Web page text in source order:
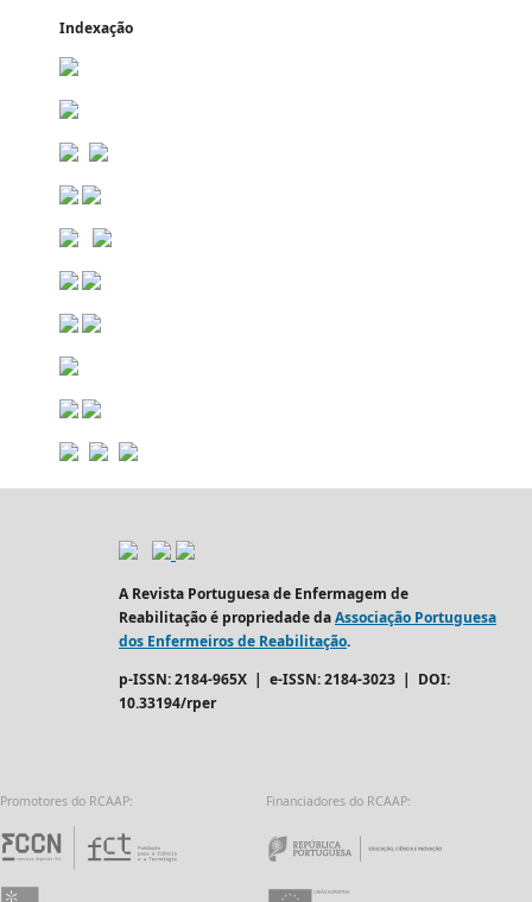
Indexação
A Revista Portuguesa de Enfermagem de
Reabilitação é propriedade daAssociação Portuguesa
dos Enfermeiros de Reabilitação.
p-ISSN: 2184-965X | e-ISSN: 2184-3023 | DOI:
10.33194/rper
Promotores do RCAAP:
Fundação para a Ciência e a Tecnologia -
Financiadores do RCAAP: